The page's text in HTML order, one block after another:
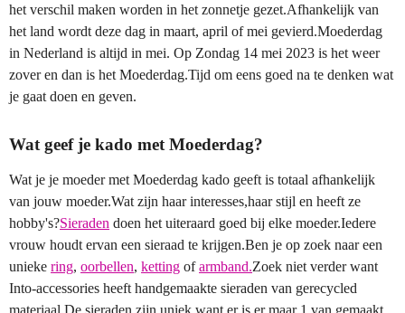
het verschil maken worden in het zonnetje gezet.Afhankelijk van
het land wordt deze dag in maart, april of mei gevierd.Moederdag
in Nederland is altijd in mei. Op Zondag 14 mei 2023 is het weer
zover en dan is het Moederdag.Tijd om eens goed na te denken wat
je gaat doen en geven.
Wat geef je kado met Moederdag?
Wat je je moeder met Moederdag kado geeft is totaal afhankelijk
van jouw moeder.Wat zijn haar interesses,haar stijl en heeft ze
hobby's?Sieraden doen het uiteraard goed bij elke moeder.Iedere
vrouw houdt ervan een sieraad te krijgen.Ben je op zoek naar een
unieke ring, oorbellen, ketting ofarmband.Zoek niet verder want
Into-accessories heeft handgemaakte sieraden van gerecycled